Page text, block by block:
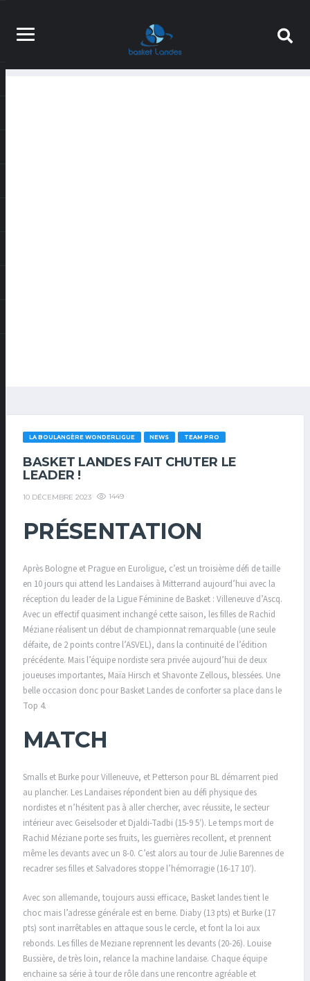
LA BOULANGÈRE WONDERLIGUE NEWS TEAM PRO
BASKET LANDES FAIT CHUTER LE
LEADER !
10 DÉCEMBRE 2023 1449
PRÉSENTATION
Après Bologne et Prague en Euroligue, c’est un troisième défi de taille
en 10 jours qui attend les Landaises à Mitterrand aujourd’hui avec la
réception du leader de la Ligue Féminine de Basket : Villeneuve d’Ascq.
Avec un effectif quasiment inchangé cette saison, les filles de Rachid
Méziane réalisent un début de championnat remarquable (une seule
défaite, de 2 points contre l’ASVEL), dans la continuité de l’édition
précédente. Mais l’équipe nordiste sera privée aujourd’hui de deux
joueuses importantes, Maïa Hirsch et Shavonte Zellous, blessées. Une
belle occasion donc pour Basket Landes de conforter sa place dans le
Top 4.
MATCH
Smalls et Burke pour Villeneuve, et Petterson pour BL démarrent pied
au plancher. Les Landaises répondent bien au défi physique des
nordistes et n’hésitent pas à aller chercher, avec réussite, le secteur
intérieur avec Geiselsoder et Djaldi-Tadbi (15-9 5′). Le temps mort de
Rachid Méziane porte ses fruits, les guerrières recollent, et prennent
même les devants avec un 8-0. C’est alors au tour de Julie Barennes de
recadrer ses filles et Salvadores stoppe l’hémorragie (16-17 10′).
Avec son allemande, toujours aussi efficace, Basket landes tient le
choc mais l’adresse générale est en berne. Diaby (13 pts) et Burke (17
pts) sont inarrêtables en attaque sous le cercle, et font la loi aux
rebonds. Les filles de Meziane reprennent les devants (20-26). Louise
Bussière, de très loin, relance la machine landaise. Chaque équipe
enchaine sa série à tour de rôle dans une rencontre agréable et